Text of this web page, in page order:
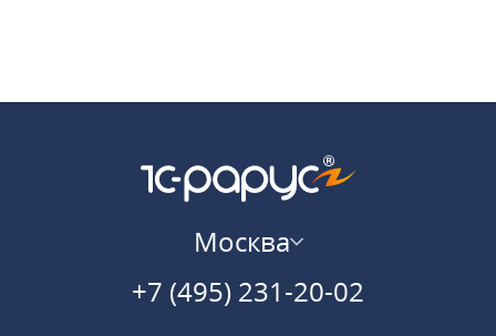
Москва
+7 (495) 231-20-02